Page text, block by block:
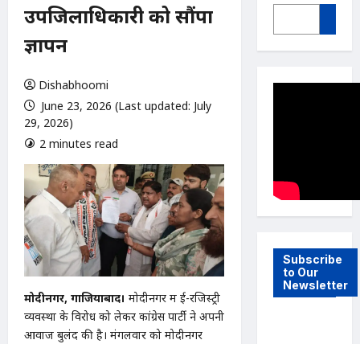
उपजिलाधिकारी को सौंपा
ज्ञापन
Dishabhoomi
June 23, 2026 (Last updated: July
29, 2026)
2 minutes read
मोदीनगर, गाजियाबाद। मोदीनगर में ई-रजिस्ट्री
व्यवस्था के विरोध को लेकर कांग्रेस पार्टी ने अपनी
आवाज बुलंद की है। मंगलवार को मोदीनगर
Subscribe
to Our
Newsletter